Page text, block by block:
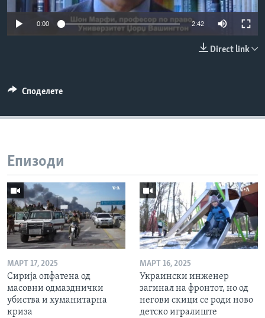
ИНТЕРВЈУА
Јазици
0:00 2:42
Direct link
Споделете
Епизоди
МАРТ 17, 2025
Сирија опфатена од
масовни одмазднички
убиства и хуманитарна
криза
МАРТ 16, 2025
Украински инженер
загинал на фронтот, но од
негови скици се роди ново
детско игралиште